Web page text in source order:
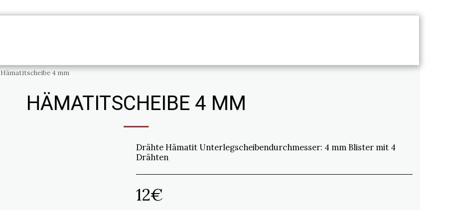
Hämatitscheibe 4 mm
HÄMATITSCHEIBE 4 MM
Drähte Hämatit Unterlegscheibendurchmesser: 4 mm Blister mit 4
Drähten
12€